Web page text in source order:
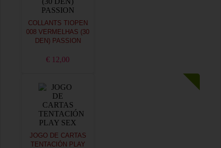
COLLANTS TIOPEN
008 VERMELHAS (30
DEN) PASSION
€ 12,00
JOGO DE CARTAS
TENTACIÓN PLAY